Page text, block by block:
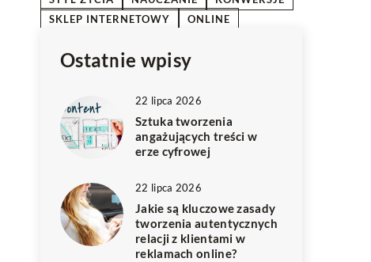
SKLEP INTERNETOWY
ONLINE
Ostatnie wpisy
22 lipca 2026
Sztuka tworzenia
angażujących treści w
erze cyfrowej
22 lipca 2026
Jakie są kluczowe zasady
tworzenia autentycznych
relacji z klientami w
reklamach online?